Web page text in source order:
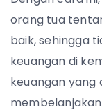
orang tua
baik, sehingga
keuangan di
keuangan yang